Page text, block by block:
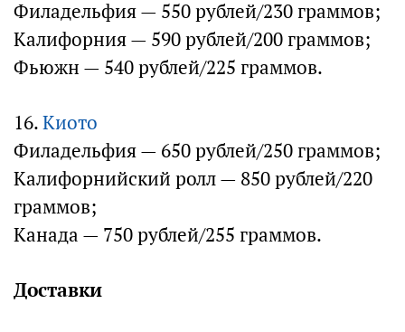
Филадельфия — 550 рублей/230 граммов;
Калифорния — 590 рублей/200 граммов;
Фьюжн — 540 рублей/225 граммов.
16.Киото
Филадельфия — 650 рублей/250 граммов;
Калифорнийский ролл — 850 рублей/220
граммов;
Канада — 750 рублей/255 граммов.
Доставки